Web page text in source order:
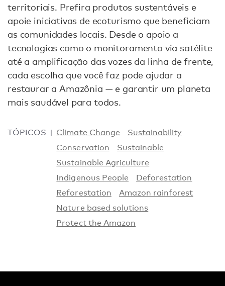
territoriais. Prefira produtos sustentáveis e
apoie iniciativas de ecoturismo que beneficiam
as comunidades locais. Desde o apoio a
tecnologias como o monitoramento via satélite
até a amplificação das vozes da linha de frente,
cada escolha que você faz pode ajudar a
restaurar a Amazônia — e garantir um planeta
mais saudável para todos.
TÓPICOS Climate Change
Sustainability
Conservation
Sustainable
Sustainable Agriculture
Indigenous People
Deforestation
Reforestation
Amazon rainforest
Nature based solutions
Protect the Amazon